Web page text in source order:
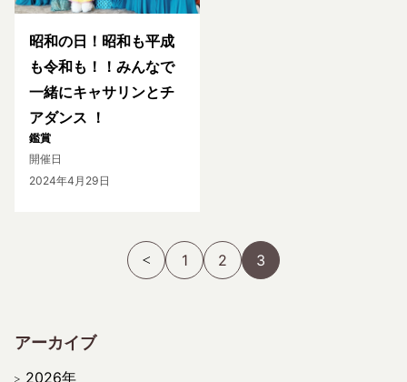
昭和の日！昭和も平成
も令和も！！みんなで
一緒にキャサリンとチ
アダンス ！
鑑賞
開催日
2024年4月29日
1 2 3
アーカイブ
2026年